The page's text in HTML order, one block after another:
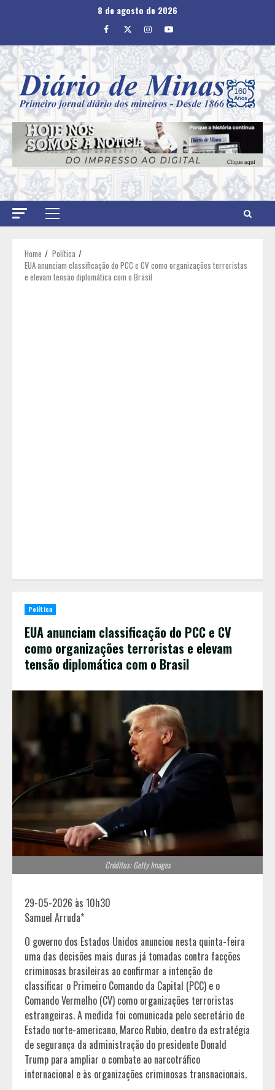
8 de agosto de 2026
Facebook
TwitterInstagram
Youtube
Primary
Home
Política
EUA anunciam classificação do PCC e CV como organizações terroristas
e elevam tensão diplomática com o Brasil
Política
EUA anunciam classificação do PCC e CV
como organizações terroristas e elevam
tensão diplomática com o Brasil
Créditos: Getty Images
29-05-2026 às 10h30
Samuel Arruda*
O governo dos Estados Unidos anunciou nesta quinta-feira
uma das decisões mais duras já tomadas contra facções
criminosas brasileiras ao confirmar a intenção de
classificar o Primeiro Comando da Capital (PCC) e o
Comando Vermelho (CV) como organizações terroristas
estrangeiras. A medida foi comunicada pelo secretário de
Estado norte-americano, Marco Rubio, dentro da estratégia
de segurança da administração do presidente Donald
Trump para ampliar o combate ao narcotráfico
internacional e às organizações criminosas transnacionais.